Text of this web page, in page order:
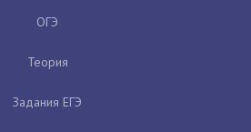
ОГЭ
Теория
Задания ЕГЭ